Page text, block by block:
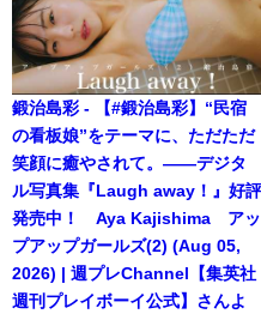
鍛治島彩 - 【#鍛治島彩】“民宿
の看板娘”をテーマに、ただただ
笑顔に癒やされて。――デジタ
ル写真集『Laugh away！』好評
発売中！ Aya Kajishima アッ
プアップガールズ(2) (Aug 05,
2026) | 週プレChannel【集英社
週刊プレイボーイ公式】さんよ